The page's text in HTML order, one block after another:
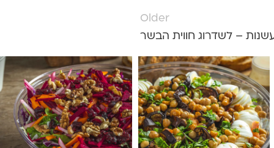
Older
– לשדרוג חווית הבשר